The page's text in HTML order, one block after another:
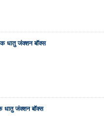
धातु जंक्शन बॉक्स
धातु जंक्शन बॉक्स